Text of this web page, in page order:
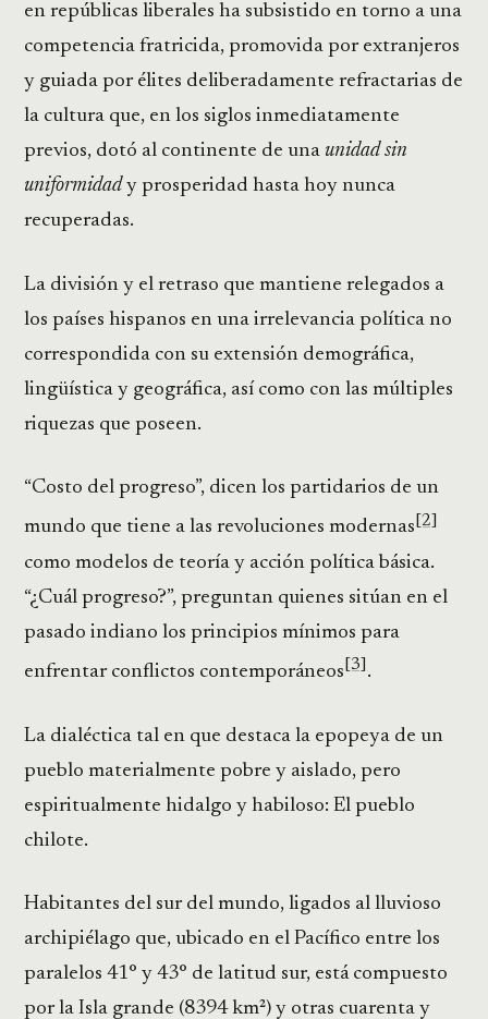
en repúblicas liberales ha subsistido en torno a una
competencia fratricida, promovida por extranjeros
y guiada por élites deliberadamente refractarias de
la cultura que, en los siglos inmediatamente
previos, dotó al continente de unaunidad sin
uniformidady prosperidad hasta hoy nunca
recuperadas.
La división y el retraso que mantiene relegados a
los países hispanos en una irrelevancia política no
correspondida con su extensión demográfica,
lingüística y geográfica, así como con las múltiples
riquezas que poseen.
“Costo del progreso”, dicen los partidarios de un
mundo que tiene a las revoluciones modernas [2]
como modelos de teoría y acción política básica.
“¿Cuál progreso?”, preguntan quienes sitúan en el
pasado indiano los principios mínimos para
enfrentar conflictos contemporáneos [3] .
La dialéctica tal en que destaca la epopeya de un
pueblo materialmente pobre y aislado, pero
espiritualmente hidalgo y habiloso: El pueblo
chilote.
Habitantes del sur del mundo, ligados al lluvioso
archipiélago que, ubicado en el Pacífico entre los
paralelos 41° y 43° de latitud sur, está compuesto
por la Isla grande (8394 km²) y otras cuarenta y